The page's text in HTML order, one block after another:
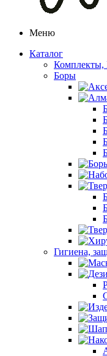
Меню
Каталог
Комплекты,
Боры
Гигиена,